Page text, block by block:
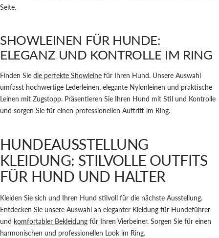
Seite.
SHOWLEINEN FÜR HUNDE:
ELEGANZ UND KONTROLLE IM RING
Finden Sie die perfekte Showleine für Ihren Hund. Unsere Auswahl
umfasst hochwertige Lederleinen, elegante Nylonleinen und praktische
Leinen mit Zugstopp. Präsentieren Sie Ihren Hund mit Stil und Kontrolle
und sorgen Sie für einen professionellen Auftritt im Ring.
HUNDEAUSSTELLUNG
KLEIDUNG: STILVOLLE OUTFITS
FÜR HUND UND HALTER
Kleiden Sie sich und Ihren Hund stilvoll für die nächste Ausstellung.
Entdecken Sie unsere Auswahl an eleganter Kleidung für Hundeführer
und komfortabler Bekleidung für Ihren Vierbeiner. Sorgen Sie für einen
harmonischen und professionellen Look im Ring.